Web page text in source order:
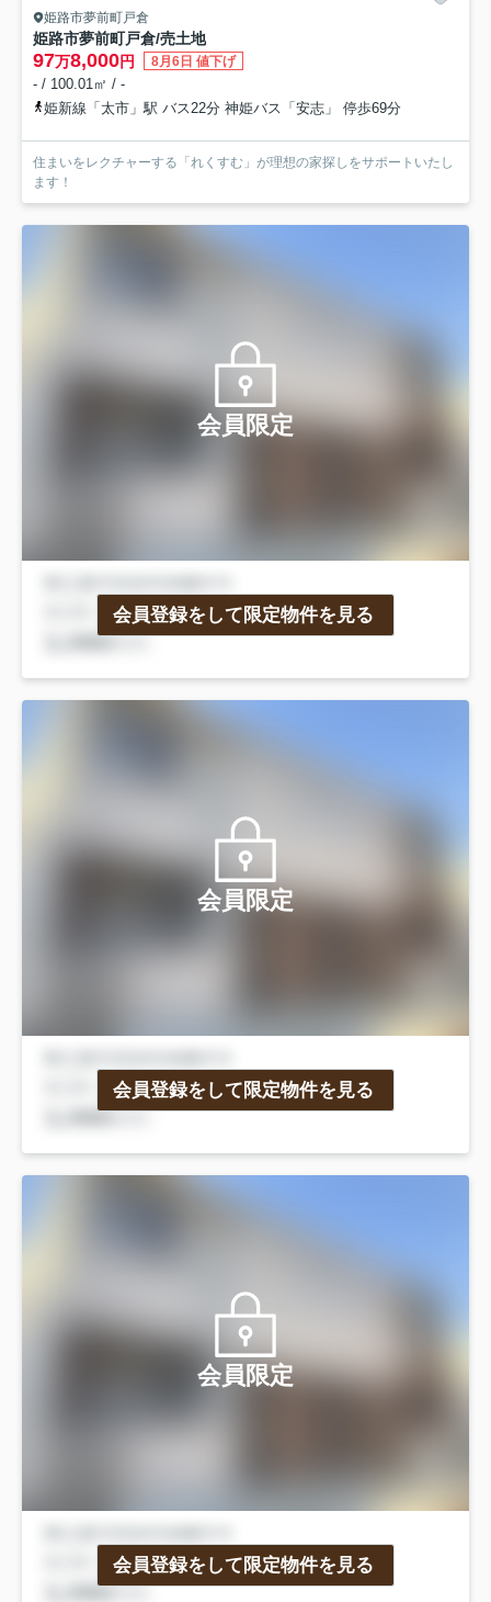
姫路市夢前町戸倉
姫路市夢前町戸倉/売土地
97万8,000円 8月6日 値下げ
- / 100.01㎡ / -
姫新線「太市」駅 バス22分 神姫バス「安志」 停歩69分
住まいをレクチャーする「れくすむ」が理想の家探しをサポートいたし
ます！
会員限定
会員登録をして限定物件を見る
会員限定
会員登録をして限定物件を見る
会員限定
会員登録をして限定物件を見る